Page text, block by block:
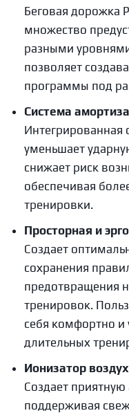
Беговая дорожка
множество
разными
позволяет
программы под
Система
Интегрированная
уменьшает
снижает риск
обеспечивая
тренировки.
Просторная и
Создает
сохранения
предотвращения
тренировок.
себя комфортно и
длительных
Ионизатор
Создает
поддерживая